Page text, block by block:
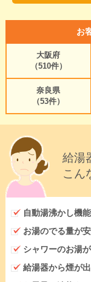
お
大阪府
（510件）
奈良県
（53件）
給湯
こん
自動湯沸かし機
お湯のでる量が
シャワーのお湯
給湯器から煙が